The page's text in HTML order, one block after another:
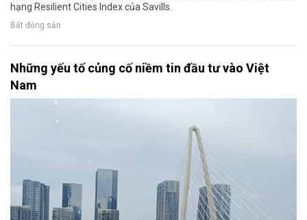
hạng Resilient Cities Index của Savills.
Bất động sản
Những yếu tố củng cố niềm tin đầu tư vào Việt
Nam